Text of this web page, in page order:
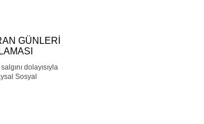
GÜNLERİ
dolayısıyla
Sosyal